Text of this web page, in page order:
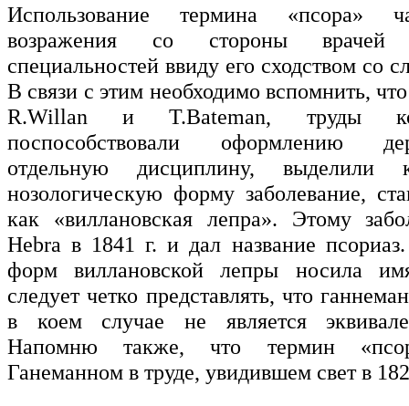
Использование термина «псора»
возражения со стороны врачей
специальностей ввиду его сходством со
В связи с этим необходимо вспомнить,
R.Willan и T.Bateman, труды
поспособствовали оформлению
отдельную дисциплину, выделили
нозологическую форму заболевание,
как «виллановская лепра». Этому
Hebra в 1841 г. и дал название
форм виллановской лепры носила
следует четко представлять, что
в коем случае не является
Напомню также, что термин
Ганеманном в труде, увидившем свет в